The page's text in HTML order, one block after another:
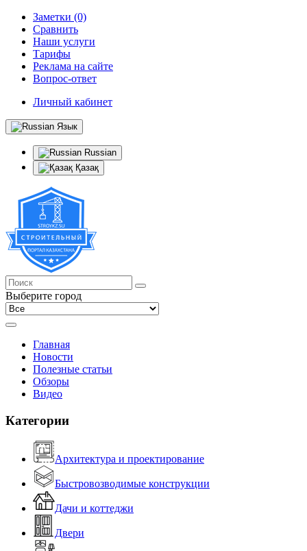
Заметки (0)
Сравнить
Наши услуги
Тарифы
Реклама на сайте
Вопрос-ответ
Личный кабинет
Язык
Russian
Қазақ
Выберите город
Главная
Новости
Полезные статьи
Обзоры
Видео
Категории
Архитектура и проектирование
Быстровозводимые конструкции
Дачи и коттеджи
Двери